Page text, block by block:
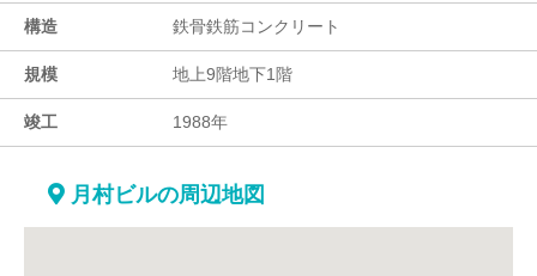
構造 鉄骨鉄筋コンクリート
規模 地上9階地下1階
竣工 1988年
月村ビルの周辺地図